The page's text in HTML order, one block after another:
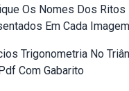
Os Nomes Dos
Em Cada Imagem
Trigonometria No
Com Gabarito